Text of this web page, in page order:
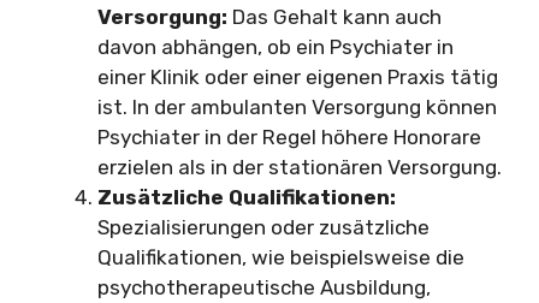
Versorgung: Das Gehalt kann auch
davon abhängen, ob ein Psychiater in
einer Klinik oder einer eigenen Praxis tätig
ist. In der ambulanten Versorgung können
Psychiater in der Regel höhere Honorare
erzielen als in der stationären Versorgung.
Zusätzliche Qualifikationen:
Spezialisierungen oder zusätzliche
Qualifikationen, wie beispielsweise die
psychotherapeutische Ausbildung,